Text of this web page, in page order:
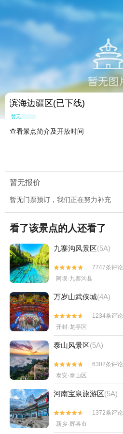
滨海边疆区(已下线)
暂无点评
查看景点简介及开放时间
暂无报价
暂无门票预订，我们正在努力补充
看了该景点的人还看了
九寨沟风景区(5A)


7747条评论
阿坝·九寨沟县
万岁山武侠城(4A)


1234条评论
开封·龙亭区
泰山风景区(5A)


6302条评论
泰安·泰山区
河南宝泉旅游区(5A)


1372条评论
新乡·辉县市